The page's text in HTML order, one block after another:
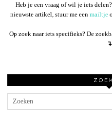
Heb je een vraag of wil je iets
nieuwste artikel, stuur me een mailtje
Op zoek naar iets specifieks? De
↴